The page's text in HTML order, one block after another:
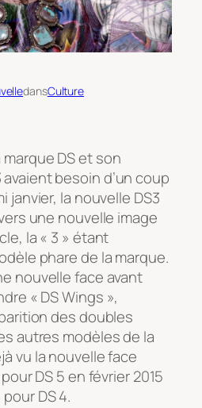
dansCulture
DS et son
besoin d’un coup
janvier, la nouvelle DS3
une nouvelle image
la « 3 » étant
phare de la marque.
nouvelle face avant
« DS Wings »,
des doubles
autres modèles de la
vu la nouvelle face
DS 5 en février 2015
DS 4.